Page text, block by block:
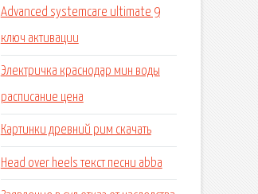
Advanced systemcare ultimate 9
ключ активации
Электричка краснодар мин воды
расписание цена
Картинки древний рим скачать
Head over heels текст песни abba